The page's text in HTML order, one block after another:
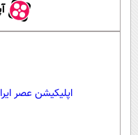
اپلیکیشن عصر